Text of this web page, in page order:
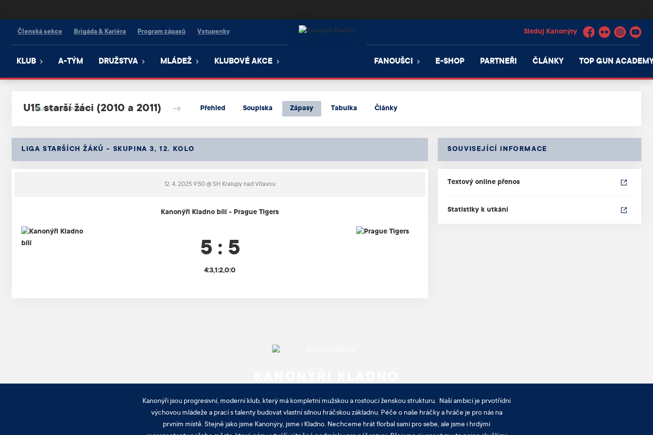
Členská sekce Brigáda & Kariéra Program zápasů Vstupenky
Facebook
Flickr InstagramYouTube
KLUB A-TÝM DRUŽSTVA MLÁDEŽ KLUBOVÉ AKCE FANOUŠCI E-SHOP PARTNEŘI ČLÁNKY TOP GUN
U15 starší žáci (2010 a 2011) Přehled Soupiska Zápasy Tabulka Články
LIGA STARŠÍCH ŽÁKŮ - SKUPINA 3, 12. KOLO
12. 4. 2025 9:50 @ SH Kralupy nad Vltavou
Kanonýři Kladno bílí - Prague Tigers
5 : 5
4:3,1:2,0:0
SOUVISEJÍCÍ INFORMACE
Textový online přenos
Statistiky k utkání
Kanonýři jsou progresivní, moderní klub, který má kompletní mužskou a rostoucí ženskou strukturu. Naší ambicí je prvotřídní
výchovou mládeže a prací s talenty budovat vlastní silnou hráčskou základnu. Péče o naše hráčky a hráče je pro nás na
prvním místě. Stejně jako jsme Kanonýry, jsme i Kladno. Nechceme hrát florbal sami pro sebe, ale jsme i hrdými